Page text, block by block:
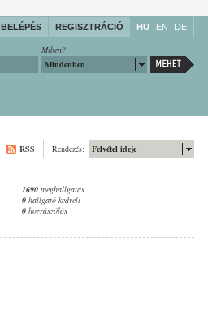
BELÉPÉS REGISZTRÁCIÓ HU EN DE
Miben?
Mindenben
Felvétel ideje
Rendezés:
RSS
1690 meghallgatás
0 hallgató kedveli
0 hozzászólás